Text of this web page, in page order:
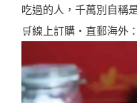
吃過的人，千萬別自稱
🛒線上訂購・直郵海外：